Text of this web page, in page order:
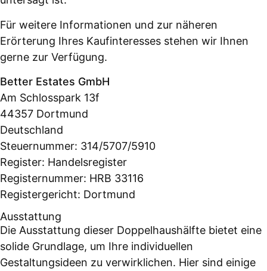
Für weitere Informationen und zur näheren
Erörterung Ihres Kaufinteresses stehen wir Ihnen
gerne zur Verfügung.
Better Estates GmbH
Am Schlosspark 13f
44357 Dortmund
Deutschland
Steuernummer: 314/5707/5910
Register: Handelsregister
Registernummer: HRB 33116
Registergericht: Dortmund
Ausstattung
Die Ausstattung dieser Doppelhaushälfte bietet eine
solide Grundlage, um Ihre individuellen
Gestaltungsideen zu verwirklichen. Hier sind einige